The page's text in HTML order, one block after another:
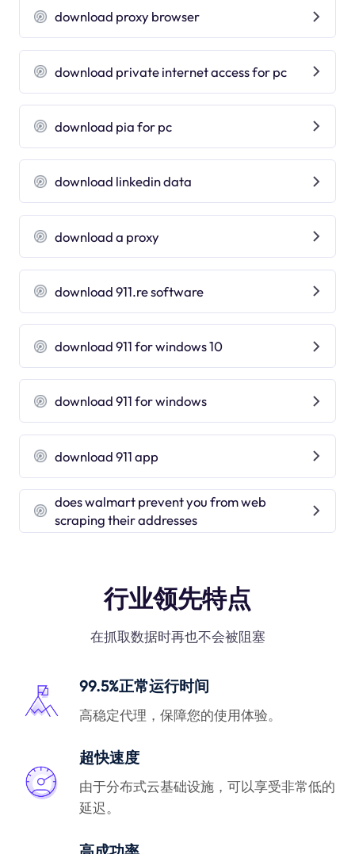
download proxy browser
download private internet access for pc
download pia for pc
download linkedin data
download a proxy
download 911.re software
download 911 for windows 10
download 911 for windows
download 911 app
does walmart prevent you from web
scraping their addresses
行业领先特点
在抓取数据时再也不会被阻塞
99.5%正常运行时间
高稳定代理，保障您的使用体验。
超快速度
由于分布式云基础设施，可以享受非常低的
延迟。